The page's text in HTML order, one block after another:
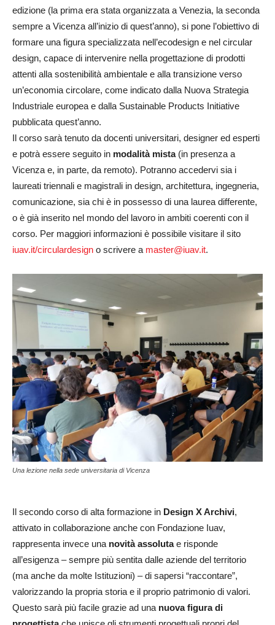
edizione (la prima era stata organizzata a Venezia, la seconda
sempre a Vicenza all’inizio di quest’anno), si pone l’obiettivo di
formare una figura specializzata nell’ecodesign e nel circular
design, capace di intervenire nella progettazione di prodotti
attenti alla sostenibilità ambientale e alla transizione verso
un’economia circolare, come indicato dalla Nuova Strategia
Industriale europea e dalla Sustainable Products Initiative
pubblicata quest’anno.
Il corso sarà tenuto da docenti universitari, designer ed esperti
e potrà essere seguito in modalità mista(in presenza a
Vicenza e, in parte, da remoto). Potranno accedervi sia i
laureati triennali e magistrali in design, architettura, ingegneria,
comunicazione, sia chi è in possesso di una laurea differente,
o è già inserito nel mondo del lavoro in ambiti coerenti con il
corso. Per maggiori informazioni è possibile visitare il sito
iuav.it/circulardesign o scrivere a master@iuav.it.
Una lezione nella sede universitaria di Vicenza
Il secondo corso di alta formazione in Design X Archivi,
attivato in collaborazione anche con Fondazione Iuav,
rappresenta invece una novità assolutae risponde
all’esigenza – sempre più sentita dalle aziende del territorio
(ma anche da molte Istituzioni) – di sapersi “raccontare”,
valorizzando la propria storia e il proprio patrimonio di valori.
Questo sarà più facile grazie ad una nuova figura di